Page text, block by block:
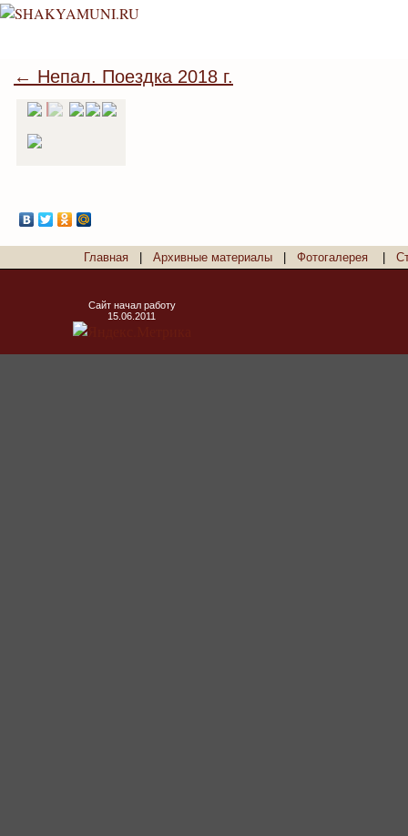
← Непал. Поездка 2018 г.
Главная Архивные материалы Фотогалерея
Сайт начал работу
15.06.2011